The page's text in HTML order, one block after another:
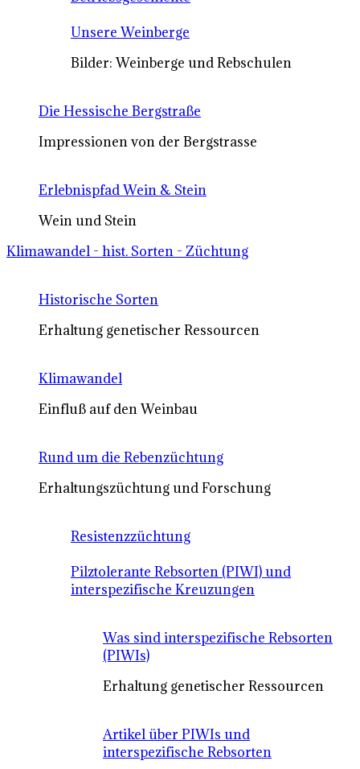
Unsere Weinberge
Bilder: Weinberge und Rebschulen
Die Hessische Bergstraße
Impressionen von der Bergstrasse
Erlebnispfad Wein & Stein
Wein und Stein
Klimawandel - hist. Sorten - Züchtung
Historische Sorten
Erhaltung genetischer Ressourcen
Klimawandel
Einfluß auf den Weinbau
Rund um die Rebenzüchtung
Erhaltungszüchtung und Forschung
Resistenzzüchtung
Pilztolerante Rebsorten (PIWI) und
interspezifische Kreuzungen
Was sind interspezifische Rebsorten
(PIWIs)
Erhaltung genetischer Ressourcen
Artikel über PIWIs und
interspezifische Rebsorten